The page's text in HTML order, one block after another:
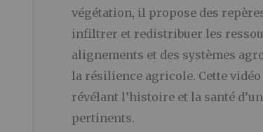
végétation, il propose des
infiltrer et redistribuer les
alignements et des systèmes
la résilience agricole. Cette
révélant l’histoire et la santé
pertinents.